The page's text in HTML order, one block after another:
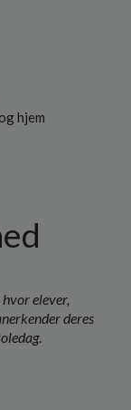
hjem
elever,
deres
.